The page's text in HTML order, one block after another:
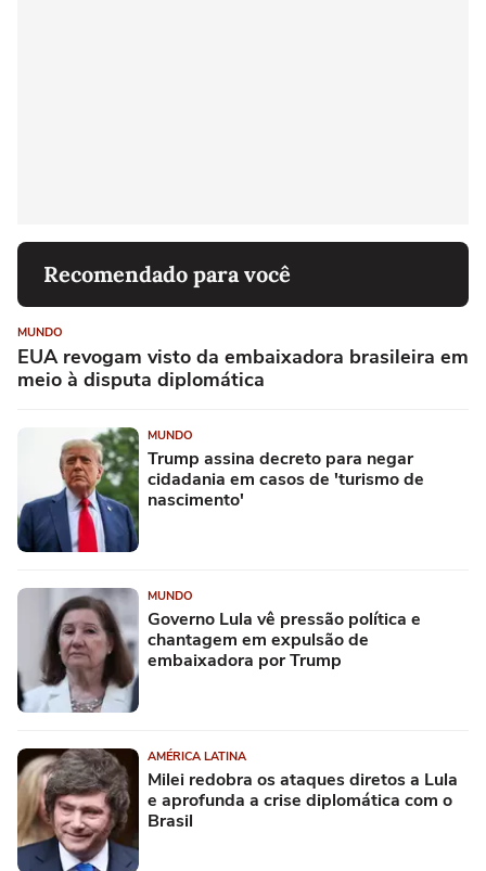
Recomendado para você
MUNDO
EUA revogam visto da embaixadora brasileira em
meio à disputa diplomática
MUNDO
Trump assina decreto para negar
cidadania em casos de 'turismo de
nascimento'
MUNDO
Governo Lula vê pressão política e
chantagem em expulsão de
embaixadora por Trump
AMÉRICA LATINA
Milei redobra os ataques diretos a Lula
e aprofunda a crise diplomática com o
Brasil